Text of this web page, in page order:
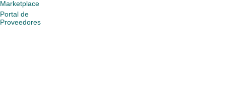
Marketplace
Portal de
Proveedores